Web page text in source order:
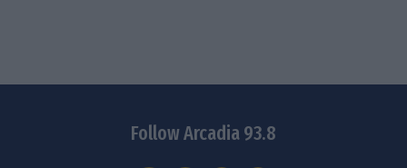
Follow Arcadia 93.8